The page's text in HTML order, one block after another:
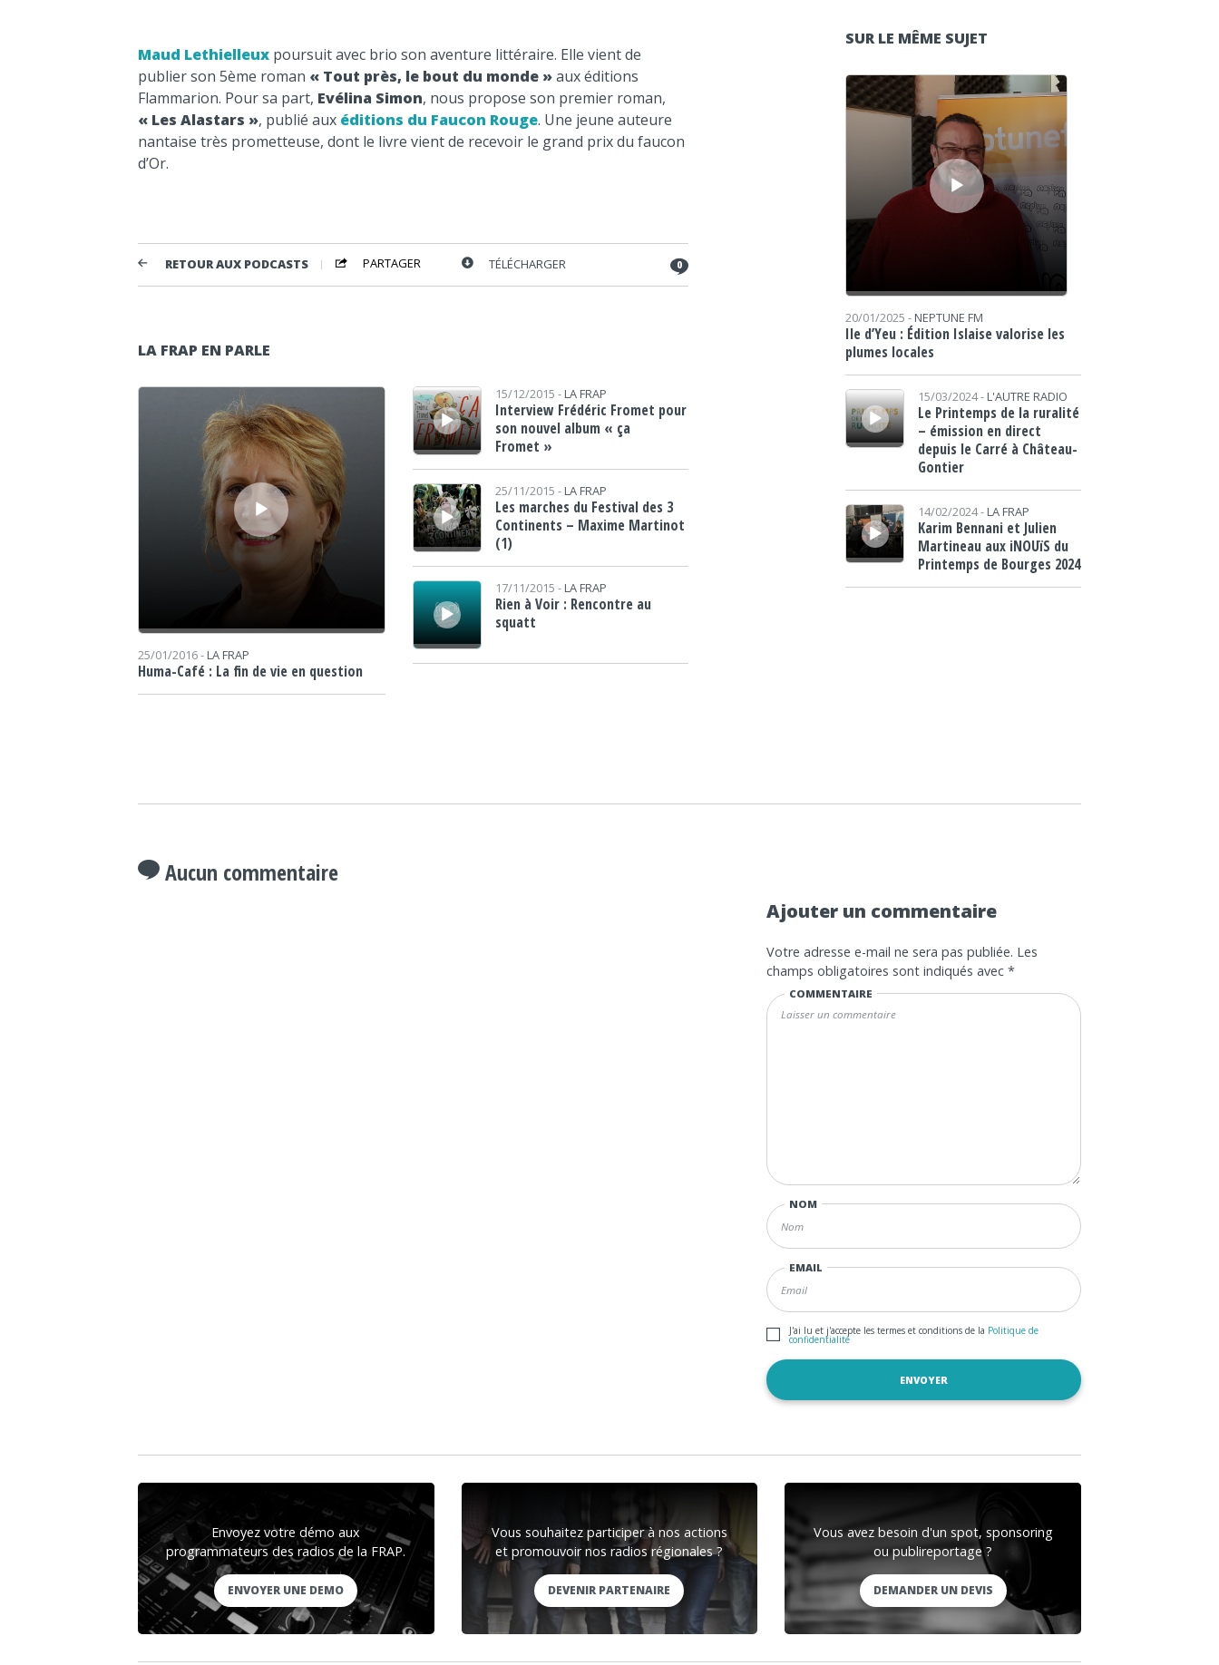
Maud Lethielleux poursuit avec brio son aventure littéraire. Elle vient de
publier son 5ème roman « Tout près, le bout du monde »aux éditions
Flammarion. Pour sa part, Evélina Simon, nous propose son premier roman,
« Les Alastars », publié aux éditions du Faucon Rouge. Une jeune auteure
nantaise très prometteuse, dont le livre vient de recevoir le grand prix du faucon
d’Or.
RETOUR AUX PODCASTS PARTAGER TÉLÉCHARGER 0
LA FRAP EN PARLE
Lecteur audio
25/01/2016 - LA FRAP
Huma-Café : La fin de vie en question
Lecteur audio 15/12/2015 - LA FRAP
Interview Frédéric Fromet pour
son nouvel album « ça
Fromet »
Lecteur audio
25/11/2015 - LA FRAP
Les marches du Festival des 3
Continents – Maxime Martinot
(1)
Lecteur audio
17/11/2015 - LA FRAP
Rien à Voir : Rencontre au
squatt
SUR LE MÊME SUJET
Lecteur audio
20/01/2025 - NEPTUNE FM
Ile d’Yeu : Édition Islaise valorise les
plumes locales
Lecteur audio
15/03/2024 - L'AUTRE RADIO
Le Printemps de la ruralité
– émission en direct
depuis le Carré à Château-
Gontier
Lecteur audio
14/02/2024 - LA FRAP
Karim Bennani et Julien
Martineau aux iNOUïS du
Printemps de Bourges 2024
Aucun commentaire
Ajouter un commentaire
Votre adresse e-mail ne sera pas publiée. Les
champs obligatoires sont indiqués avec*
COMMENTAIRE
NOM
EMAIL
J'ai lu et j'accepte les termes et conditions de la Politique de
confidentialité
Envoyez votre démo aux
programmateurs des radios de la FRAP.
ENVOYER UNE DEMO
Vous souhaitez participer à nos actions
et promouvoir nos radios régionales ?
DEVENIR PARTENAIRE
Vous avez besoin d'un spot, sponsoring
ou publireportage ?
DEMANDER UN DEVIS